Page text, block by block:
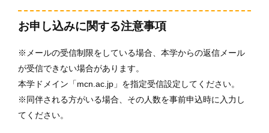
お申し込みに関する注意事項
※メールの受信制限をしている場合、本学からの返信メール
が受信できない場合があります。
本学ドメイン「mcn.ac.jp」を指定受信設定してください。
※同伴される方がいる場合、その人数を事前申込時に入力し
てください。